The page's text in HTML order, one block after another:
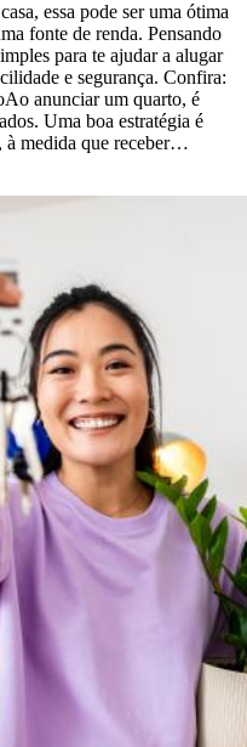
essa pode ser uma ótima
fonte de renda. Pensando
para te ajudar a alugar
e segurança. Confira:
anunciar um quarto, é
Uma boa estratégia é
à medida que receber…